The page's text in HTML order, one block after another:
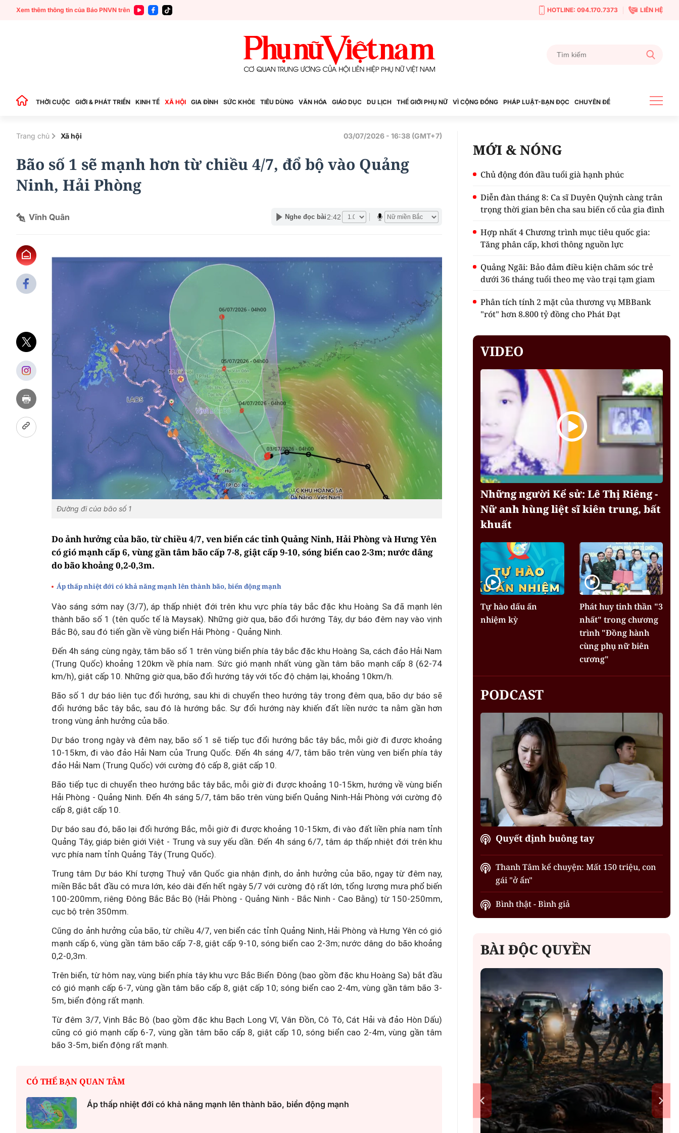
Xem thêm thông tin của Báo PNVN trên HOTLINE: 094.170.7373 LIÊN HỆ
THỜI CUỘC GIỚI & PHÁT TRIỂN KINH TẾ XÃ HỘI GIA ĐÌNH SỨC KHỎE TIÊU DÙNG VĂN HÓA GIÁO DỤC DU LỊCH THẾ GIỚI PHỤ NỮ VÌ CỘNG ĐỒNG PHÁP LUẬT-BẠN ĐỌC CHUYÊN ĐỀ
Trang chủ Xã hội 03/07/2026 - 16:38 (GMT+7)
Bão số 1 sẽ mạnh hơn từ chiều 4/7, đổ bộ vào Quảng
Ninh, Hải Phòng
Vĩnh Quân Nghe đọc bài 2:42
Đường đi của bão số 1
Do ảnh hưởng của bão, từ chiều 4/7, ven biển các tỉnh Quảng Ninh, Hải Phòng và Hưng Yên
có gió mạnh cấp 6, vùng gần tâm bão cấp 7-8, giật cấp 9-10, sóng biển cao 2-3m; nước dâng
do bão khoảng 0,2-0,3m.
Áp thấp nhiệt đới có khả năng mạnh lên thành bão, biển động mạnh
Vào sáng sớm nay (3/7), áp thấp nhiệt đới trên khu vực phía tây bắc đặc khu Hoàng Sa đã mạnh lên
thành bão số 1 (tên quốc tế là Maysak). Những giờ qua, bão đổi hướng Tây, dự báo đêm nay vào vịnh
Bắc Bộ, sau đó tiến gần về vùng biển Hải Phòng - Quảng Ninh.
Đến 4h sáng cùng ngày, tâm bão số 1 trên vùng biển phía tây bắc đặc khu Hoàng Sa, cách đảo Hải Nam
(Trung Quốc) khoảng 120km về phía nam. Sức gió mạnh nhất vùng gần tâm bão mạnh cấp 8 (62-74
km/h), giật cấp 10. Những giờ qua, bão đổi hướng tây với tốc độ chậm lại, khoảng 10km/h.
Bão số 1 dự báo liên tục đổi hướng, sau khi di chuyển theo hướng tây trong đêm qua, bão dự báo sẽ
đổi hướng bắc tây bắc, sau đó là hướng bắc. Sự đổi hướng này khiến đất liền nước ta nằm gần hơn
trong vùng ảnh hưởng của bão.
Dự báo trong ngày và đêm nay, bão số 1 sẽ tiếp tục đổi hướng bắc tây bắc, mỗi giờ đi được khoảng
10-15km, đi vào đảo Hải Nam của Trung Quốc. Đến 4h sáng 4/7, tâm bão trên vùng ven biển phía tây
đảo Hải Nam (Trung Quốc) với cường độ cấp 8, giật cấp 10.
Bão tiếp tục di chuyển theo hướng bắc tây bắc, mỗi giờ đi được khoảng 10-15km, hướng về vùng biển
Hải Phòng - Quảng Ninh. Đến 4h sáng 5/7, tâm bão trên vùng biển Quảng Ninh-Hải Phòng với cường độ
cấp 8, giật cấp 10.
Dự báo sau đó, bão lại đổi hướng Bắc, mỗi giờ đi được khoảng 10-15km, đi vào đất liền phía nam tỉnh
Quảng Tây, giáp biên giới Việt - Trung và suy yếu dần. Đến 4h sáng 6/7, tâm áp thấp nhiệt đới trên khu
vực phía nam tỉnh Quảng Tây (Trung Quốc).
Trung tâm Dự báo Khí tượng Thuỷ văn Quốc gia nhận định, do ảnh hưởng của bão, ngay từ đêm nay,
miền Bắc bắt đầu có mưa lớn, kéo dài đến hết ngày 5/7 với cường độ rất lớn, tổng lượng mưa phổ biến
100-200mm, riêng Đông Bắc Bắc Bộ (Hải Phòng - Quảng Ninh - Bắc Ninh - Cao Bằng) từ 150-250mm,
cục bộ trên 350mm.
Cũng do ảnh hưởng của bão, từ chiều 4/7, ven biển các tỉnh Quảng Ninh, Hải Phòng và Hưng Yên có gió
mạnh cấp 6, vùng gần tâm bão cấp 7-8, giật cấp 9-10, sóng biển cao 2-3m; nước dâng do bão khoảng
0,2-0,3m.
Trên biển, từ hôm nay, vùng biển phía tây khu vực Bắc Biển Đông (bao gồm đặc khu Hoàng Sa) bắt đầu
có gió mạnh cấp 6-7, vùng gần tâm bão cấp 8, giật cấp 10; sóng biển cao 2-4m, vùng gần tâm bão 3-
5m, biển động rất mạnh.
Từ đêm 3/7, Vịnh Bắc Bộ (bao gồm đặc khu Bạch Long Vĩ, Vân Đồn, Cô Tô, Cát Hải và đảo Hòn Dấu)
cũng có gió mạnh cấp 6-7, vùng gần tâm bão cấp 8, giật cấp 10, sóng biển cao 2-4m, vùng gần tâm
bão 3-5m, biển động rất mạnh.
CÓ THỂ BẠN QUAN TÂM
Áp thấp nhiệt đới có khả năng mạnh lên thành bão, biển động mạnh
MỚI & NÓNG
Chủ động đón đầu tuổi già hạnh phúc
Diễn đàn tháng 8: Ca sĩ Duyên Quỳnh càng trân
trọng thời gian bên cha sau biến cố của gia đình
Hợp nhất 4 Chương trình mục tiêu quốc gia:
Tăng phân cấp, khơi thông nguồn lực
Quảng Ngãi: Bảo đảm điều kiện chăm sóc trẻ
dưới 36 tháng tuổi theo mẹ vào trại tạm giam
Phân tích tính 2 mặt của thương vụ MBBank
"rót" hơn 8.800 tỷ đồng cho Phát Đạt
VIDEO
Những người Kể sử: Lê Thị Riêng -
Nữ anh hùng liệt sĩ kiên trung, bất
khuất
Tự hào dấu ấn
nhiệm kỳ
Phát huy tinh thần "3
nhất" trong chương
trình "Đồng hành
cùng phụ nữ biên
cương"
PODCAST
Quyết định buông tay
Thanh Tâm kể chuyện: Mất 150 triệu, con
gái "ở ẩn"
Bình thật - Bình giả
BÀI ĐỘC QUYỀN